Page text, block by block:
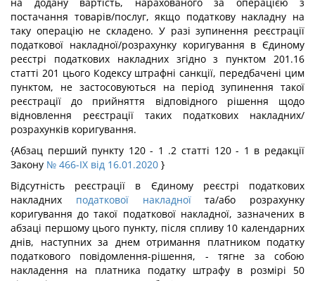
постачання товарів/послуг, якщо податкову накладну на
таку операцію не складено. У разі зупинення реєстрації
податкової накладної/розрахунку коригування в Єдиному
реєстрі податкових накладних згідно з пунктом 201.16
статті 201 цього Кодексу штрафні санкції, передбачені цим
пунктом, не застосовуються на період зупинення такої
реєстрації до прийняття відповідного рішення щодо
відновлення реєстрації таких податкових накладних/
розрахунків коригування.
{Абзац перший пункту 120 - 1 .2 статті 120 - 1 в редакції
Закону № 466-IX від 16.01.2020 }
Відсутність реєстрації в Єдиному реєстрі податкових
накладних податкової накладноїта/або розрахунку
коригування до такої податкової накладної, зазначених в
абзаці першому цього пункту, після спливу 10 календарних
днів, наступних за днем отримання платником податку
податкового повідомлення-рішення, - тягне за собою
накладення на платника податку штрафу в розмірі 50